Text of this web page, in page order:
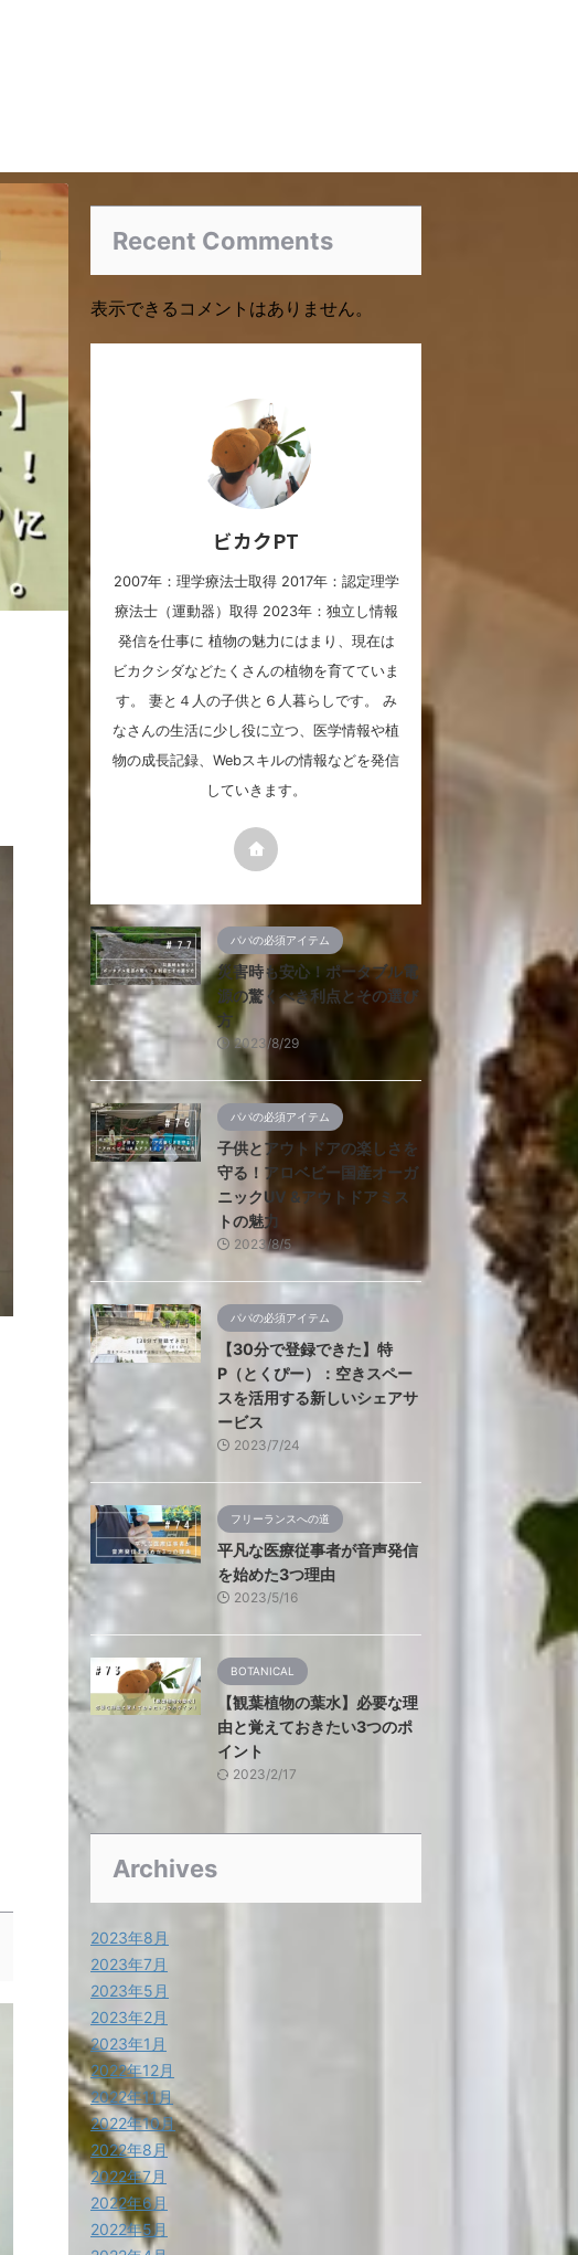
Recent Comments
表示できるコメントはありません。
ビカクPT
2007年：理学療法士取得 2017年：認定理学
療法士（運動器）取得 2023年：独立し情報
発信を仕事に 植物の魅力にはまり、現在は
ビカクシダなどたくさんの植物を育てていま
す。 妻と４人の子供と６人暮らしです。 み
なさんの生活に少し役に立つ、医学情報や植
物の成長記録、Webスキルの情報などを発信
していきます。
パパの必須アイテム
災害時も安心！ポータブル電
源の驚くべき利点とその選び
方
2023/8/29
パパの必須アイテム
子供とアウトドアの楽しさを
守る！アロベビー国産オーガ
ニックUV &アウトドアミス
トの魅力
2023/8/5
パパの必須アイテム
【30分で登録できた】特
P（とくぴー）：空きスペー
スを活用する新しいシェアサ
ービス
2023/7/24
フリーランスへの道
平凡な医療従事者が音声発信
を始めた3つ理由
2023/5/16
BOTANICAL
【観葉植物の葉水】必要な理
由と覚えておきたい3つのポ
イント
2023/2/17
Archives
2023年8月
2023年7月
2023年5月
2023年2月
2023年1月
2022年12月
2022年11月
2022年10月
2022年8月
2022年7月
2022年6月
2022年5月